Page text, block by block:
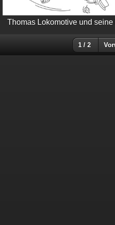
Thomas Lokomotive und
1 / 2